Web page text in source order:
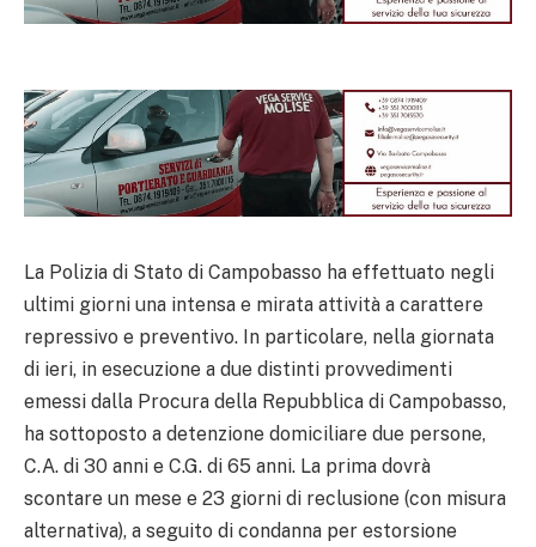
La Polizia di Stato di Campobasso ha effettuato negli
ultimi giorni una intensa e mirata attività a carattere
repressivo e preventivo. In particolare, nella giornata
di ieri, in esecuzione a due distinti provvedimenti
emessi dalla Procura della Repubblica di Campobasso,
ha sottoposto a detenzione domiciliare due persone,
C.A. di 30 anni e C.G. di 65 anni. La prima dovrà
scontare un mese e 23 giorni di reclusione (con misura
alternativa), a seguito di condanna per estorsione